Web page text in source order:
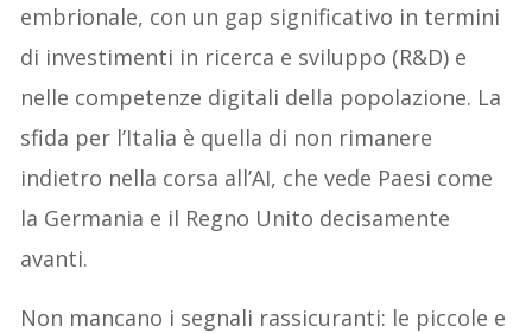
embrionale, con un gap significativo in termini
di investimenti in ricerca e sviluppo (R&D) e
nelle competenze digitali della popolazione. La
sfida per l’Italia è quella di non rimanere
indietro nella corsa all’AI, che vede Paesi come
la Germania e il Regno Unito decisamente
avanti.
Non mancano i segnali rassicuranti: le piccole e